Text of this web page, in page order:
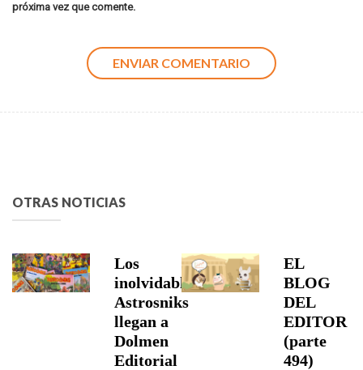
próxima vez que comente.
OTRAS NOTICIAS
Los
inolvidables
Astrosniks
llegan a
Dolmen
Editorial
EL
BLOG
DEL
EDITOR
(parte
494)